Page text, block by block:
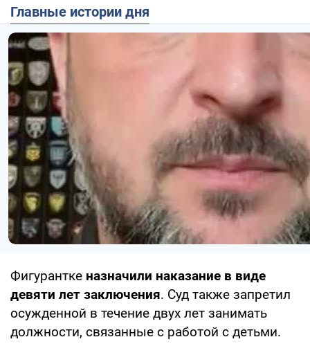
Главные истории дня
Фигурантке назначили наказание в виде
девяти лет заключения. Суд также запретил
осужденной в течение двух лет занимать
должности, связанные с работой с детьми.